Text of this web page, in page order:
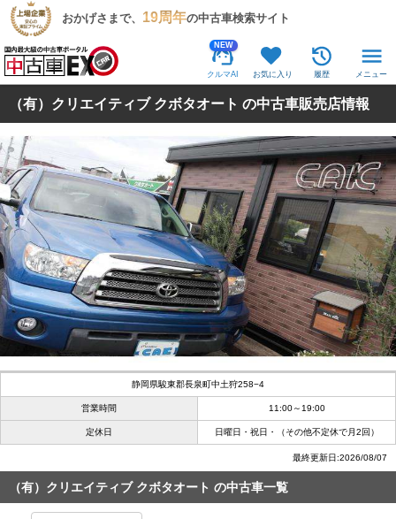
おかげさまで、 19周年の中古車検索サイト
NEW
クルマAI お気に入り 履歴 メニュー
（有）クリエイティブ クボタオート の中古車販売店情報
静岡県駿東郡長泉町中土狩258−4
営業時間 11:00～19:00
定休日 日曜日・祝日・（その他不定休で月2回）
最終更新日:2026/08/07
（有）クリエイティブ クボタオート の中古車一覧